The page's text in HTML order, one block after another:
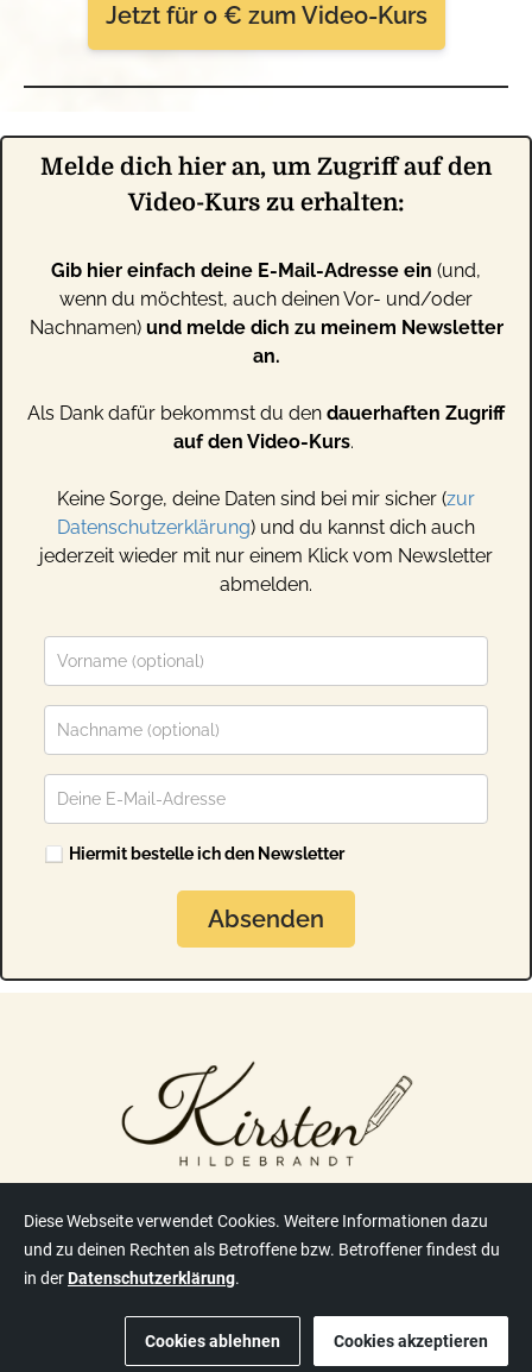
Jetzt für 0 € zum Video-Kurs
Melde dich hier an, um Zugriff auf den
Video-Kurs zu erhalten:
Gib hier einfach deine E-Mail-Adresse ein (und,
wenn du möchtest, auch deinen Vor- und/oder
Nachnamen) und melde dich zu meinem Newsletter
an.
Als Dank dafür bekommst du den dauerhaften Zugriff
auf den Video-Kurs.
Keine Sorge, deine Daten sind bei mir sicher (zur
Datenschutzerklärung) und du kannst dich auch
jederzeit wieder mit nur einem Klick vom Newsletter
abmelden.
Hiermit bestelle ich den Newsletter
Absenden
Datenschutz
Impressum
Copyright © 2026 Kirsten Hildebrandt - Alle Rechte
vorbehalten
www.kirsten-hildebrandt.de
Diese Webseite verwendet Cookies. Weitere Informationen dazu
und zu deinen Rechten als Betroffene bzw. Betroffener findest du
in derDatenschutzerklärung.
Cookies ablehnen Cookies akzeptieren